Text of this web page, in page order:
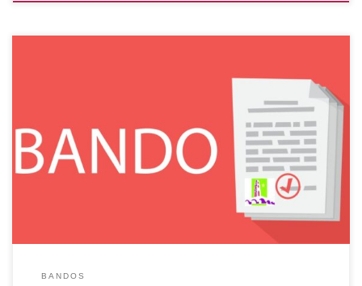
BANDO Se informa que a partir del próximo día 10 DE
JUNIO DE 2024, el horario de recogida y entrega de libros
en la BIBLIOTECA MUNICIPAL será los lunes y los miércoles
de 19 a 20 horas, hasta nuevo aviso (periodo estival).
Asimismo, se comunica que la biblioteca permanecerá
BANDOS